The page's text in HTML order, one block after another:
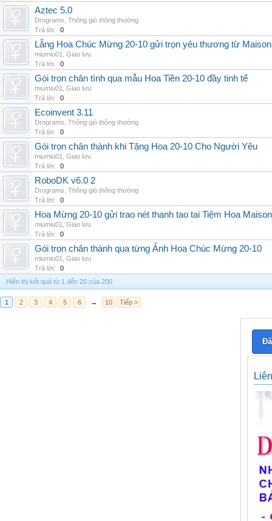
Aztec 5.0
Drograms Thông gió thông thường
Trả lời:
0
Lẵng Hoa Chúc Mừng 20-10 gửi trọn yêu thương từ Maison
miumiu01
Giao lưu
Trả lời:
0
Gói trọn chân tình qua mẫu Hoa Tiền 20-10 đầy tinh tế
miumiu01
Giao lưu
Trả lời:
0
Ecoinvent 3.11
Drograms Thông gió thông thường
Trả lời:
0
Gói trọn chân thành khi Tặng Hoa 20-10 Cho Người Yêu
miumiu01
Giao lưu
Trả lời:
0
RoboDK v6.0 2
Drograms Thông gió thông thường
Trả lời:
0
Hoa Mừng 20-10 gửi trao nét thanh tao tại Tiệm Hoa Maison
miumiu01
Giao lưu
Trả lời:
0
Gói trọn chân thành qua từng Ảnh Hoa Chúc Mừng 20-10
miumiu01
Giao lưu
Trả lời:
0
Hiển thị kết quả từ 1 đến 20 của 200
1 2 3 4 5 6 → 10 Tiếp >